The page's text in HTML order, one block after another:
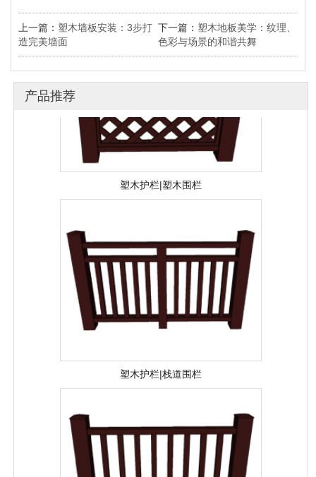
上一篇： 塑木墙板安装：3步打
造完美墙面
下一篇： 塑木地板美学：纹理、
色彩与场景的和谐共舞
产品推荐
塑木护栏|塑木围栏
塑木护栏|栈道围栏